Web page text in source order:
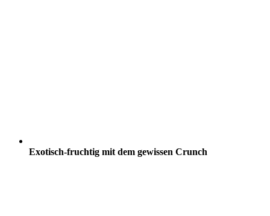
Exotisch-fruchtig mit dem gewissen Crunch